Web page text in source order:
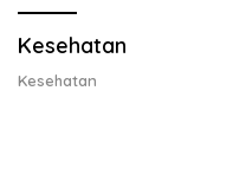
Kesehatan
Kesehatan